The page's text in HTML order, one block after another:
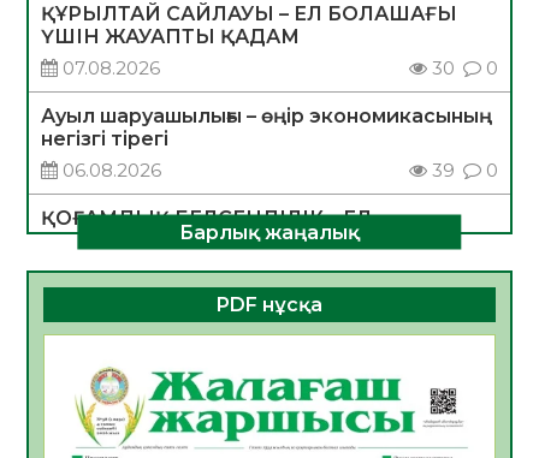
ҚҰРЫЛТАЙ САЙЛАУЫ – ЕЛ БОЛАШАҒЫ
ҮШІН ЖАУАПТЫ ҚАДАМ
07.08.2026
30 0
Ауыл шаруашылығы – өңір экономикасының
негізгі тірегі
06.08.2026
39 0
ҚОҒАМДЫҚ БЕЛСЕНДІЛІК – ЕЛ
ДАМУЫНЫҢ НЕГІЗІ
06.08.2026
36 0
ҚҰРЫЛТАЙ САЙЛАУЫ – БОЛАШАҚҚА
БАСТАР ЖАУАПТЫ ТАҢДАУ
06.08.2026
Инфекциялық ауруларға қарсы иммундау
жұмыстарының тиімділігі
Барлық жаңалық
PDF нұсқа